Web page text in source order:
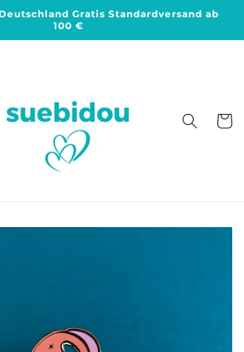
Gratis Standardversand ab
100 €